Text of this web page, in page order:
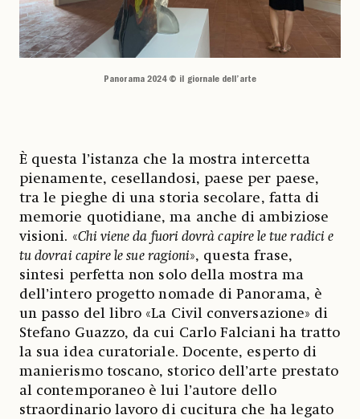
Panorama 2024 © il giornale dell’arte
È questa l’istanza che la mostra intercetta
pienamente, cesellandosi, paese per paese,
tra le pieghe di una storia secolare, fatta di
memorie quotidiane, ma anche di ambiziose
visioni. «Chi viene da fuori dovrà capire le tue radici e
tu dovrai capire le sue ragioni», questa frase,
sintesi perfetta non solo della mostra ma
dell’intero progetto nomade di Panorama, è
un passo del libro «La Civil conversazione» di
Stefano Guazzo, da cui Carlo Falciani ha tratto
la sua idea curatoriale. Docente, esperto di
manierismo toscano, storico dell’arte prestato
al contemporaneo è lui l’autore dello
straordinario lavoro di cucitura che ha legato